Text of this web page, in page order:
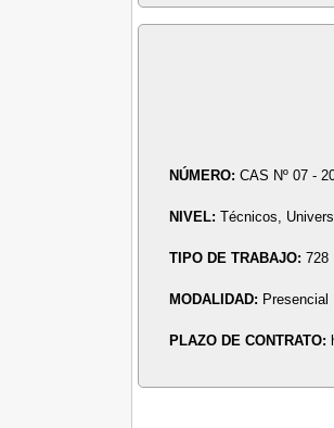
NÚMERO:CAS Nº 07 -
NIVEL:Técnicos,
TIPO DE TRABAJO:728
MODALIDAD: Presencial
PLAZO DE CONTRATO: